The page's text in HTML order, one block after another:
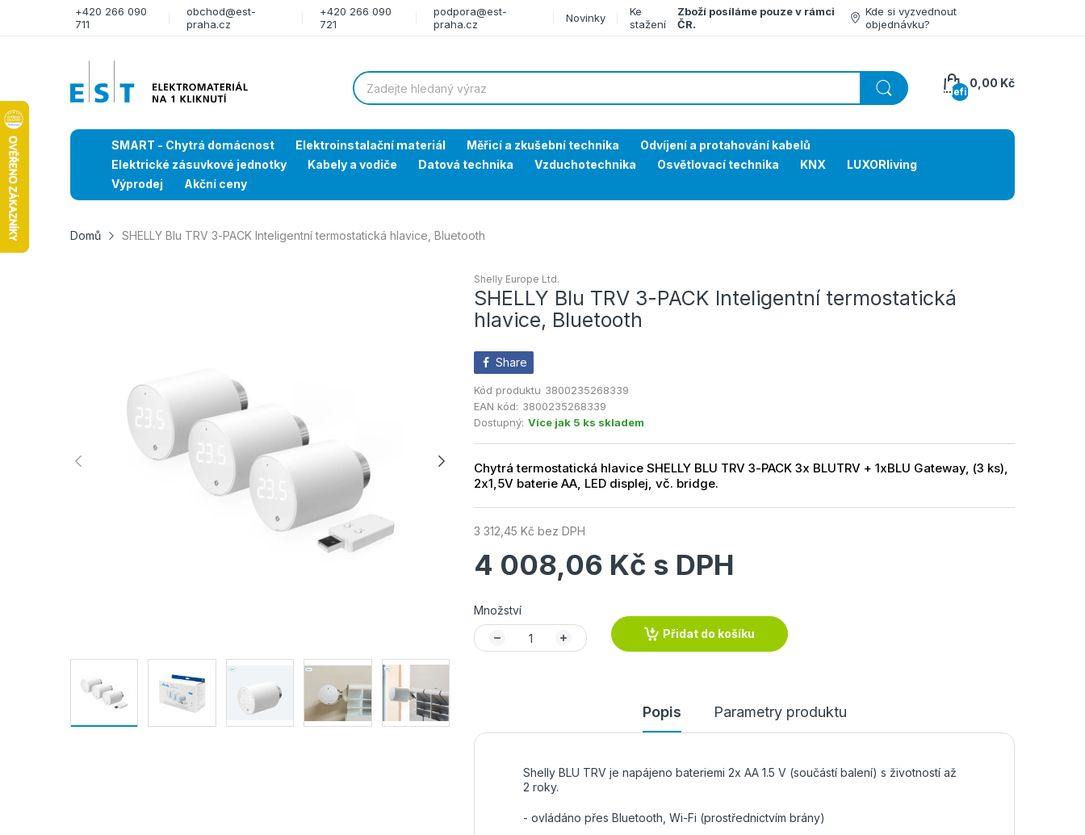
+420 266 090
711
obchod@est-
praha.cz
+420 266 090
721
podpora@est-
praha.cz
Novinky
Ke
stažení
Zboží posíláme pouze v rámci
ČR.
Kde si vyzvednout
objednávku?
undefined
0,00 Kč
SMART - Chytrá domácnost Elektroinstalační materiál Měřicí a zkušební technika
Odvíjení a protahování kabelů
Elektrické zásuvkové jednotky
Kabely a vodiče Datová technika Vzduchotechnika Osvětlovací technika KNX
LUXORliving
Výprodej
Akční ceny
Domů SHELLY Blu TRV 3-PACK Inteligentní termostatická hlavice, Bluetooth
Shelly Europe Ltd.
SHELLY Blu TRV 3-PACK Inteligentní termostatická
hlavice, Bluetooth
Share
Kód produktu 3800235268339
EAN kód: 3800235268339
Dostupný: Více jak 5 ks skladem
Chytrá termostatická hlavice SHELLY BLU TRV 3-PACK 3x BLUTRV + 1xBLU Gateway, (3 ks),
2x1,5V baterie AA, LED displej, vč. bridge.
3 312,45 Kč bez DPH
4 008,06 Kč s DPH
Množství
Přidat do košíku
Popis Parametry produktu
Shelly BLU TRV je napájeno bateriemi 2x AA 1.5 V (součástí balení) s životností až
2 roky.
- ovládáno přes Bluetooth, Wi-Fi (prostřednictvím brány)